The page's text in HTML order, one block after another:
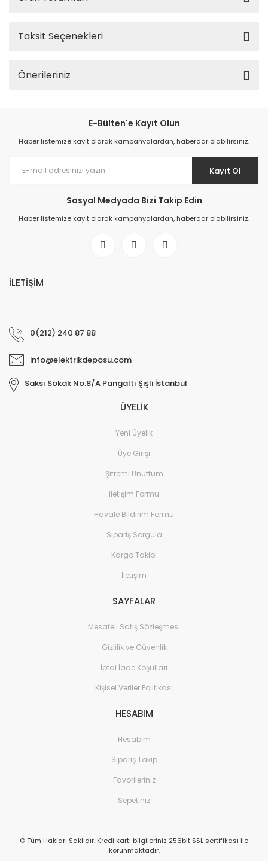
Taksit Seçenekleri
Önerileriniz
E-Bülten'e Kayıt Olun
Haber listemize kayıt olarak kampanyalardan, haberdar olabilirsiniz.
Kayıt Ol
Sosyal Medyada Bizi Takip Edin
Haber listemize kayıt olarak kampanyalardan, haberdar olabilirsiniz.
İLETİŞİM
0(212) 240 87 88
info@elektrikdeposu.com
Saksı Sokak No:8/A Pangaltı Şişli İstanbul
ÜYELİK
Yeni Üyelik
Üye Girişi
Şifremi Unuttum
İletişim Formu
Havale Bildirim Formu
Sipariş Sorgula
Kargo Takibi
İletişim
SAYFALAR
Mesafeli Satış Sözleşmesi
Gizlilik ve Güvenlik
İptal İade Koşullari
Kişisel Veriler Politikası
HESABIM
Hesabım
Sipariş Takip
Favorileriniz
Sepetiniz
© Tüm Hakları Saklıdır. Kredi kartı bilgileriniz 256bit SSL sertifikası ile
korunmaktadır.